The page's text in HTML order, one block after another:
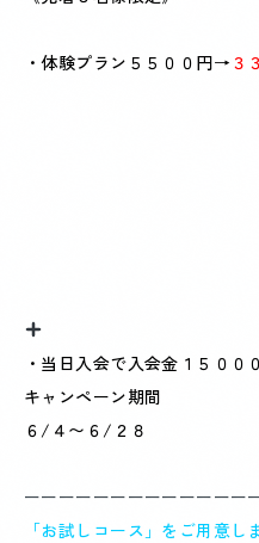
・体験プラン５５００円→ ３
・当日入会で入会金１５００
キャンペーン期間
６/４〜６/２８
ーーーーーーーーーーーーー
「お試しコース」をご用意し